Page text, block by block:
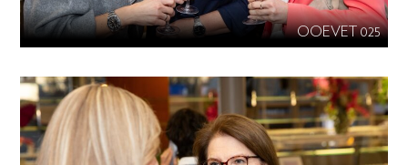
OOEVET 025